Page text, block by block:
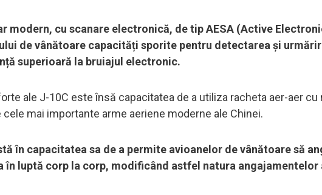
modern, cu scanare electronică, de tip AESA (Active
de vânătoare capacități sporite pentru detectarea și
superioară la bruiajul electronic.
ale J-10C este însă capacitatea de a utiliza racheta aer-aer cu
mai importante arme aeriene moderne ale Chinei.
în capacitatea sa de a permite avioanelor de vânătoare să
în luptă corp la corp, modificând astfel natura angajamentelor